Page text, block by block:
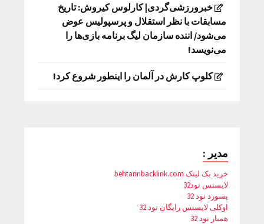
خبرورزشی‌گردی| کارلوس کیروش: تاریخ
مسابقات با نظر استقلال و پرسپولیس عوض
می‌شود/ اننده سازمان لیگ برنامه بازی‌ها را
می‌نویسد!
کلوپ کارش در آلمان را اینطور شروع کرد!
مدیر :
خرید بک لینک behtarinbacklink.com
لایسنس نود32
پسورد نود 32
اوکلی لایسنس رایگان نود 32
همیار نود 32